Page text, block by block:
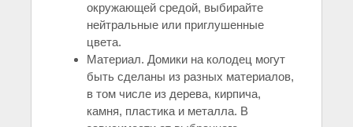
окружающей средой, выбирайте
нейтральные или приглушенные
цвета.
Материал. Домики на колодец могут
быть сделаны из разных материалов,
в том числе из дерева, кирпича,
камня, пластика и металла. В